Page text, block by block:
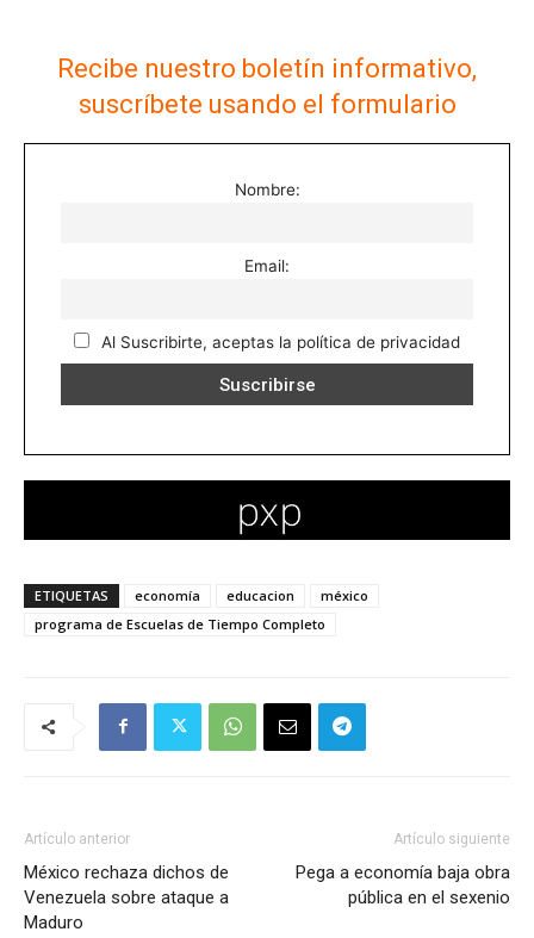
Recibe nuestro boletín informativo,
suscríbete usando el formulario
Nombre:
Email:
Al Suscribirte, aceptas la política de privacidad
ETIQUETAS economía educacion
méxico
programa de Escuelas de Tiempo Completo
Artículo anterior
México rechaza dichos de
Venezuela sobre ataque a
Maduro
Artículo siguiente
Pega a economía baja obra
pública en el sexenio